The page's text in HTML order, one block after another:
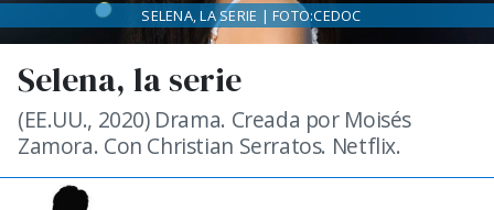
Selena, la serie
(EE.UU., 2020) Drama. Creada por Moisés
Zamora. Con Christian Serratos. Netflix.
SELENA, LA SERIE | FOTO:CEDOC